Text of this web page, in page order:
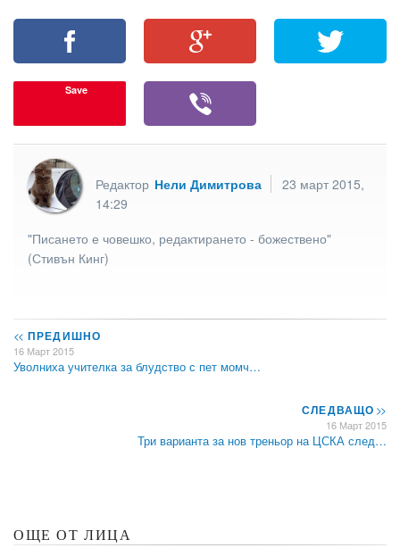
Save
Редактор Нели Димитрова
23 март 2015,
14:29
"Писането е човешко, редактирането - божествено"
(Стивън Кинг)
<< ПРЕДИШНО
16 Март 2015
Уволниха учителка за блудство с пет момч…
СЛЕДВАЩО>>
16 Март 2015
Три варианта за нов треньор на ЦСКА след…
ОЩЕ ОТ ЛИЦА